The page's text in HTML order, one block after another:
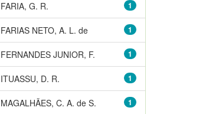
1
FARIA, G. R.
1
FARIAS NETO, A. L. de
1
FERNANDES JUNIOR, F.
1
ITUASSU, D. R.
1
MAGALHÃES, C. A. de S.